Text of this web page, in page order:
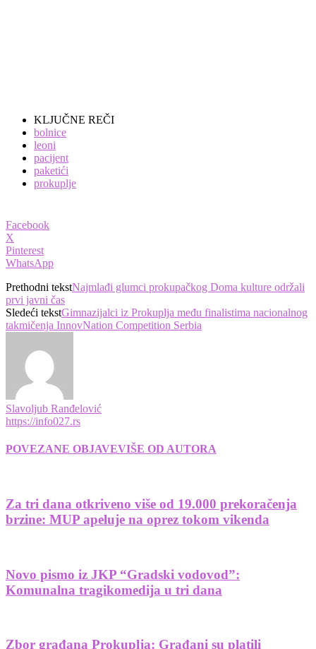
KLJUČNE REČI
bolnice
leoni
pacijent
paketići
prokuplje
Facebook
X
Pinterest
WhatsApp
Prethodni tekstNajmlađi glumci prokupačkog Doma kulture održali
prvi javni čas
Sledeći tekstGimnazijalci iz Prokuplja među finalistima nacionalnog
takmičenja InnovNation Competition Serbia
Slavoljub Ranđelović
https://info027.rs
POVEZANE OBJAVEVIŠE OD AUTORA
Za tri dana otkriveno više od 19.000 prekoračenja
brzine: MUP apeluje na oprez tokom vikenda
Novo pismo iz JKP “Gradski vodovod”:
Komunalna tragikomedija u tri dana
Zbor građana Prokuplja: Građani su platili